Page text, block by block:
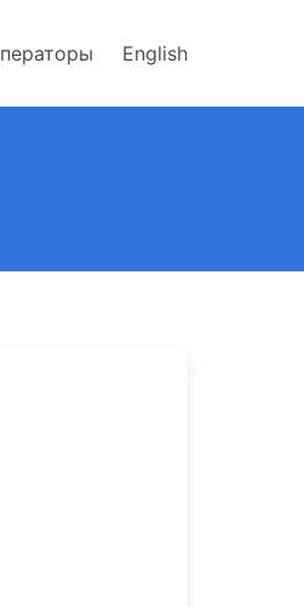
English